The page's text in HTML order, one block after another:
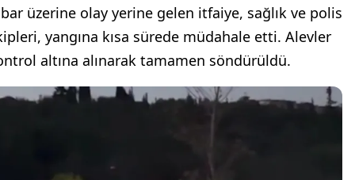
üzerine olay yerine gelen itfaiye, sağlık ve polis
yangına kısa sürede müdahale etti. Alevler
altına alınarak tamamen söndürüldü.